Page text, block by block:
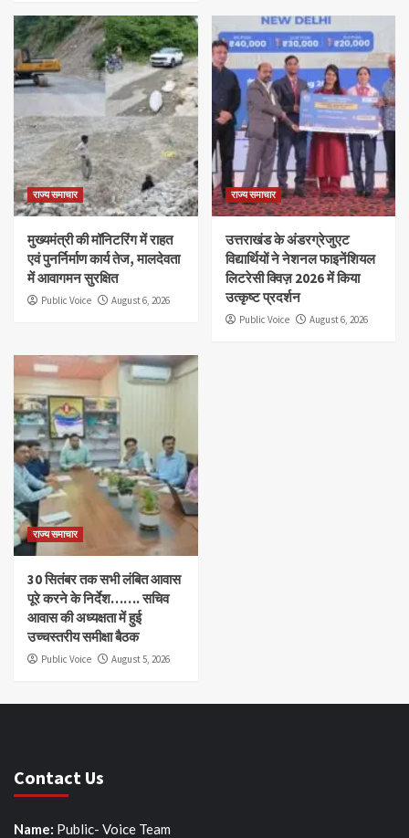
राज्य समाचार
मुख्यमंत्री की मॉनिटरिंग में राहत
एवं पुनर्निर्माण कार्य तेज, मालदेवता
में आवागमन सुरक्षित
Public Voice August 6, 2026
राज्य समाचार
उत्तराखंड के अंडरग्रेजुएट
विद्यार्थियों ने नेशनल फाइनेंशियल
लिटरेसी क्विज़ 2026 में किया
उत्कृष्ट प्रदर्शन
Public Voice August 6, 2026
राज्य समाचार
30 सितंबर तक सभी लंबित आवास
पूरे करने के निर्देश……. सचिव
आवास की अध्यक्षता में हुई
उच्चस्तरीय समीक्षा बैठक
Public Voice August 5, 2026
Contact Us
Name: Public- Voice Team